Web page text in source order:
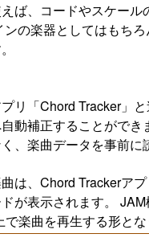
ば、コードやスケー
の楽器としてはもち
リ「Chord Tracker」
動補正することがで
、楽曲データを事前に
は、Chord Trackerア
が表示されます。
楽曲を再生する形とな